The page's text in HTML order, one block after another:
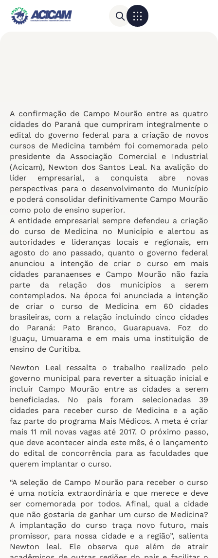
A confirmação de Campo Mourão entre as quatro
cidades do Paraná que cumpriram integralmente o
edital do governo federal para a criação de novos
cursos de Medicina também foi comemorada pelo
presidente da Associação Comercial e Industrial
(Acicam), Newton dos Santos Leal. Na avalição do
líder empresarial, a conquista abre novas
perspectivas para o desenvolvimento do Município
e poderá consolidar definitivamente Campo Mourão
como polo de ensino superior.
A entidade empresarial sempre defendeu a criação
do curso de Medicina no Município e alertou as
autoridades e lideranças locais e regionais, em
agosto do ano passado, quanto o governo federal
anunciou a intenção de criar o curso em mais
cidades paranaenses e Campo Mourão não fazia
parte da relação dos municípios a serem
contemplados. Na época foi anunciada a intenção
de criar o curso de Medicina em 60 cidades
brasileiras, com a relação incluindo cinco cidades
do Paraná: Pato Branco, Guarapuava. Foz do
Iguaçu, Umuarama e em mais uma instituição de
ensino de Curitiba.
Newton Leal ressalta o trabalho realizado pelo
governo municipal para reverter a situação inicial e
incluir Campo Mourão entre as cidades a serem
beneficiadas. No país foram selecionadas 39
cidades para receber curso de Medicina e a ação
faz parte do programa Mais Médicos. A meta é criar
mais 11 mil novas vagas até 2017. O próximo passo,
que deve acontecer ainda este mês, é o lançamento
do edital de concorrência para as faculdades que
querem implantar o curso.
“A seleção de Campo Mourão para receber o curso
é uma notícia extraordinária e que merece e deve
ser comemorada por todos. Afinal, qual a cidade
que não gostaria de ganhar um curso de Medicina?
A implantação do curso traça novo futuro, mais
promissor, para nossa cidade e a região”, salienta
Newton leal. Ele observa que além de atrair